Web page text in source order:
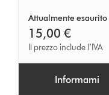
Attualmente esaurito
15,00 €
Il prezzo include l’IVA
Informami